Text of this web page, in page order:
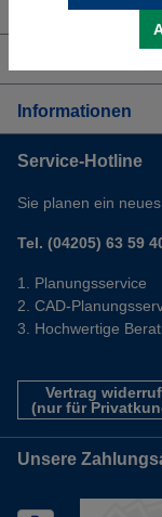
Über uns
Informationen
Service-Hotline
Sie planen ein
Tel. (04205) 63 59
Planungsservice
CAD-
Hochwertige
Vertrag
(nur für
Unsere